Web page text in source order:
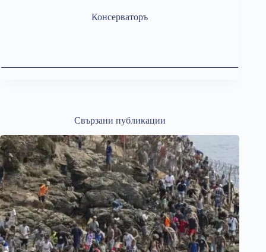
Консерваторъ
Свързани публикации